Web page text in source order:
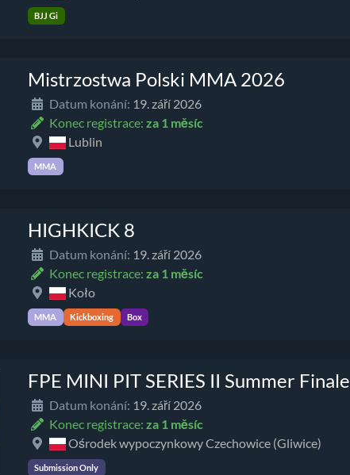
BJJ Gi
Mistrzostwa Polski MMA 2026
Datum konání: 19. září 2026
Konec registrace: za 1 měsíc
Lublin
MMA
HIGHKICK 8
Datum konání: 19. září 2026
Konec registrace: za 1 měsíc
Koło
MMA Kickboxing Box
FPE MINI PIT SERIES II Summer Finale
Datum konání: 19. září 2026
Konec registrace: za 1 měsíc
Ośrodek wypoczynkowy Czechowice (Gliwice)
Submission Only